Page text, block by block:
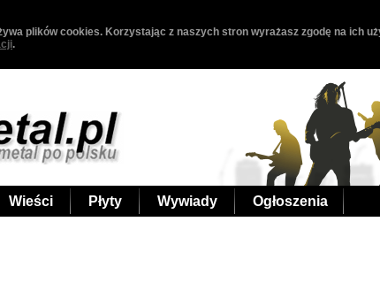
plików cookies. Korzystając z naszych stron wyrażasz zgodę na ich
.
Wieści Płyty Wywiady Ogłoszenia